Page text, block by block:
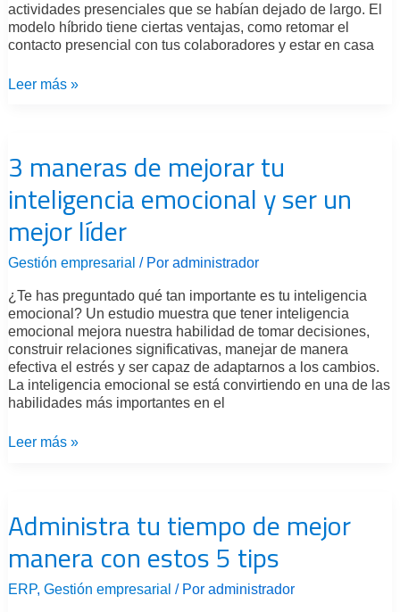
actividades presenciales que se habían dejado de largo. El
modelo híbrido tiene ciertas ventajas, como retomar el
contacto presencial con tus colaboradores y estar en casa
Leer más »
3 maneras de mejorar tu
inteligencia emocional y ser un
mejor líder
Gestión empresarial / Por administrador
¿Te has preguntado qué tan importante es tu inteligencia
emocional? Un estudio muestra que tener inteligencia
emocional mejora nuestra habilidad de tomar decisiones,
construir relaciones significativas, manejar de manera
efectiva el estrés y ser capaz de adaptarnos a los cambios.
La inteligencia emocional se está convirtiendo en una de las
habilidades más importantes en el
mejorar
tu
inteligencia
emocional
y
ser
mejor
líder
Leer más »
Administra tu tiempo de mejor
manera con estos 5 tips
ERP, Gestión empresarial / Por administrador
tiempo
de
manera
con